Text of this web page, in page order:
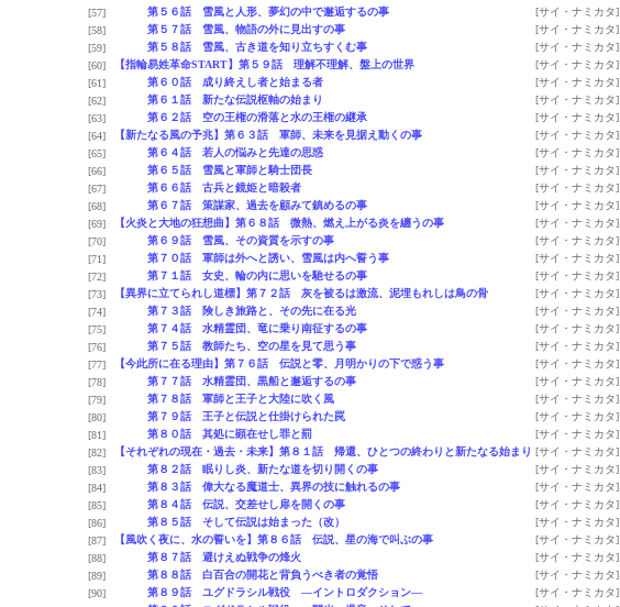
[57]
第５６話 雪風と人形、夢幻の中で邂逅するの事 [サイ・ナミカタ]
[58]
第５７話 雪風、物語の外に見出すの事 [サイ・ナミカタ]
[59]
第５８話 雪風、古き道を知り立ちすくむ事 [サイ・ナミカタ]
[60]
【指輪易姓革命START】第５９話 理解不理解、盤上の世界 [サイ・ナミカタ]
[61]
第６０話 成り終えし者と始まる者 [サイ・ナミカタ]
[62]
第６１話 新たな伝説枢軸の始まり [サイ・ナミカタ]
[63]
第６２話 空の王権の滑落と水の王権の継承 [サイ・ナミカタ]
[64]
【新たなる風の予兆】第６３話 軍師、未来を見据え動くの事 [サイ・ナミカタ]
[65]
第６４話 若人の悩みと先達の思惑 [サイ・ナミカタ]
[66]
第６５話 雪風と軍師と騎士団長 [サイ・ナミカタ]
[67]
第６６話 古兵と鏡姫と暗殺者 [サイ・ナミカタ]
[68]
第６７話 策謀家、過去を顧みて鎮めるの事 [サイ・ナミカタ]
[69]
【火炎と大地の狂想曲】第６８話 微熱、燃え上がる炎を纏うの事 [サイ・ナミカタ]
[70]
第６９話 雪風、その資質を示すの事 [サイ・ナミカタ]
[71]
第７０話 軍師は外へと誘い、雪風は内へ誓う事 [サイ・ナミカタ]
[72]
第７１話 女史、輪の内に思いを馳せるの事 [サイ・ナミカタ]
[73]
【異界に立てられし道標】第７２話 灰を被るは激流、泥埋もれしは鳥の骨 [サイ・ナミカタ]
[74]
第７３話 険しき旅路と、その先に在る光 [サイ・ナミカタ]
[75]
第７４話 水精霊団、竜に乗り南征するの事 [サイ・ナミカタ]
[76]
第７５話 教師たち、空の星を見て思う事 [サイ・ナミカタ]
[77]
【今此所に在る理由】第７６話 伝説と零、月明かりの下で惑う事 [サイ・ナミカタ]
[78]
第７７話 水精霊団、黒船と邂逅するの事 [サイ・ナミカタ]
[79]
第７８話 軍師と王子と大陸に吹く風 [サイ・ナミカタ]
[80]
第７９話 王子と伝説と仕掛けられた罠 [サイ・ナミカタ]
[81]
第８０話 其処に顕在せし罪と罰 [サイ・ナミカタ]
[82]
【それぞれの現在・過去・未来】第８１話 帰還、ひとつの終わりと新たなる始まり [サイ・ナミカタ]
[83]
第８２話 眠りし炎、新たな道を切り開くの事 [サイ・ナミカタ]
[84]
第８３話 偉大なる魔道士、異界の技に触れるの事 [サイ・ナミカタ]
[85]
第８４話 伝説、交差せし扉を開くの事 [サイ・ナミカタ]
[86]
第８５話 そして伝説は始まった（改） [サイ・ナミカタ]
[87]
【風吹く夜に、水の誓いを】第８６話 伝説、星の海で叫ぶの事 [サイ・ナミカタ]
[88]
第８７話 避けえぬ戦争の烽火 [サイ・ナミカタ]
[89]
第８８話 白百合の開花と背負うべき者の覚悟 [サイ・ナミカタ]
[90]
第８９話 ユグドラシル戦役 ―イントロダクション― [サイ・ナミカタ]